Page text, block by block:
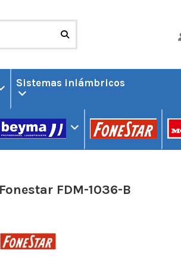
Sistemas inlámbricos
Fonestar FDM-1036-B